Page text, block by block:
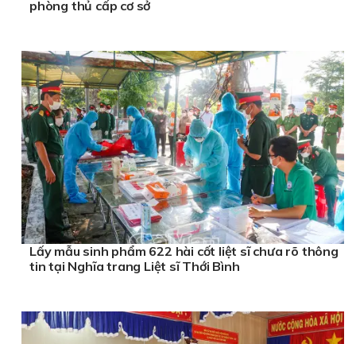
phòng thủ cấp cơ sở
Lấy mẫu sinh phẩm 622 hài cốt liệt sĩ chưa rõ thông
tin tại Nghĩa trang Liệt sĩ Thới Bình